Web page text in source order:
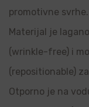
promotivne svrhe.
Materijal je
(wrinkle-free) i
(repositionable)
Otporno je na